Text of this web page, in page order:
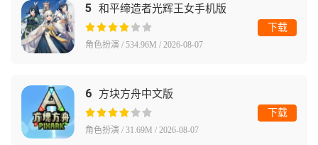
5 和平缔造者光辉王女手机版
角色扮演 / 534.96M / 2026-08-07
下载
6 方块方舟中文版
角色扮演 / 31.69M / 2026-08-07
下载